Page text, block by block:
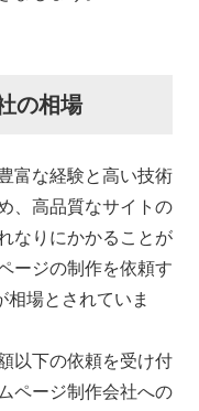
の相場
富な経験と高い技術
、高品質なサイトの
なりにかかることが
ージの制作を依頼す
相場とされていま
以下の依頼を受け付
ページ制作会社への